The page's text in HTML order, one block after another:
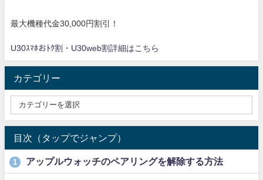
最大機種代金30,000円割引！
U30ｽﾏﾎおﾄｸ割・U30web割詳細はこちら
カテゴリー
目次（タップでジャンプ）
1 アップルウォッチのペアリングを解除する方法